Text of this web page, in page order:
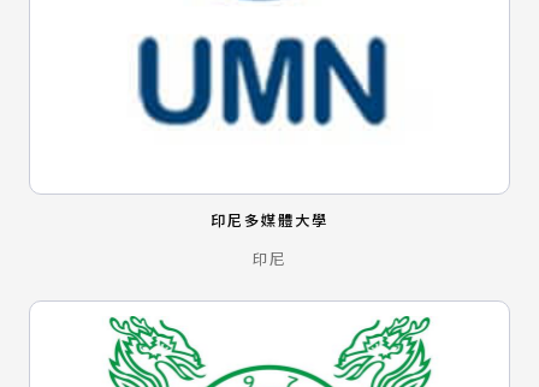
印尼多媒體大學
印尼